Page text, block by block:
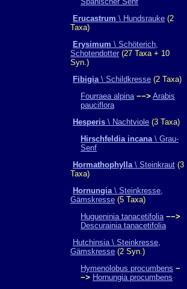
Erucastrum \ Hundsrauke (2
Taxa)
Erysimum \ Schöterich,
Schotendotter (27 Taxa + 10
Syn.)
Fibigia\ Schildkresse (2 Taxa)
Fourraea alpina −−> Arabis
pauciflora
Hesperis \ Nachtviole (3 Taxa)
Hirschfeldia incana\ Grau-
Senf
Hormathophylla\ Steinkraut (3
Taxa)
Hornungia\ Steinkresse,
Gämskresse (5 Taxa)
Hugueninia tanacetifolia −−>
Descurainia tanacetifolia
Hutchinsia \ Steinkresse,
Gämskresse (2 Syn.)
Hymenolobus procumbens −
−> Hornungia procumbens